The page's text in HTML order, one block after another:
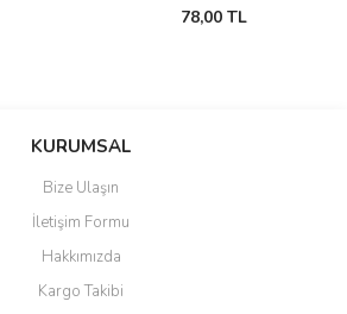
78,00 TL
KURUMSAL
Bize Ulaşın
İletişim Formu
Hakkımızda
Kargo Takibi